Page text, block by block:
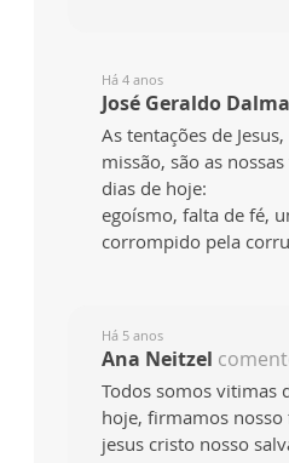
Há 4 anos
José Geraldo
As tentações de
missão, são as
dias de hoje:
egoísmo, falta de fé,
corrompido pela
Há 5 anos
Ana Neitzel
Todos somos vitimas
hoje, firmamos nosso
jesus cristo nosso